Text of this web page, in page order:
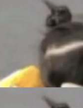
Delt
Spa
支
面
的经
：
写
Muse
整个
度